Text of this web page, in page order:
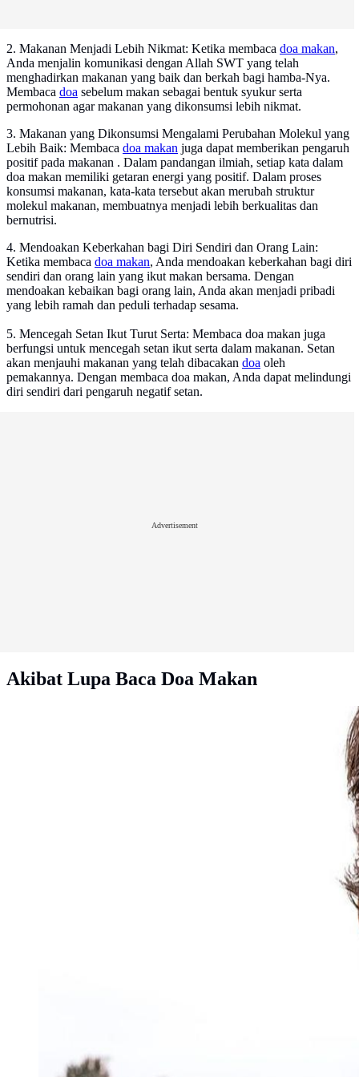
2. Makanan Menjadi Lebih Nikmat: Ketika membaca doa makan,
Anda menjalin komunikasi dengan Allah SWT yang telah
menghadirkan makanan yang baik dan berkah bagi hamba-Nya.
Membaca doa sebelum makan sebagai bentuk syukur serta
permohonan agar makanan yang dikonsumsi lebih nikmat.
3. Makanan yang Dikonsumsi Mengalami Perubahan Molekul yang
Lebih Baik: Membaca doa makan juga dapat memberikan pengaruh
positif pada makanan . Dalam pandangan ilmiah, setiap kata dalam
doa makan memiliki getaran energi yang positif. Dalam proses
konsumsi makanan, kata-kata tersebut akan merubah struktur
molekul makanan, membuatnya menjadi lebih berkualitas dan
bernutrisi.
4. Mendoakan Keberkahan bagi Diri Sendiri dan Orang Lain:
Ketika membaca doa makan, Anda mendoakan keberkahan bagi diri
sendiri dan orang lain yang ikut makan bersama. Dengan
mendoakan kebaikan bagi orang lain, Anda akan menjadi pribadi
yang lebih ramah dan peduli terhadap sesama.
5. Mencegah Setan Ikut Turut Serta: Membaca doa makan juga
berfungsi untuk mencegah setan ikut serta dalam makanan. Setan
akan menjauhi makanan yang telah dibacakan doa oleh
pemakannya. Dengan membaca doa makan, Anda dapat melindungi
diri sendiri dari pengaruh negatif setan.
Advertisement
Akibat Lupa Baca Doa Makan